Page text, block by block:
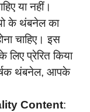
या नहीं।
के थंबनेल का
चाहिए। इस
लिए प्रेरित किया
थंबनेल, आपके
Content: